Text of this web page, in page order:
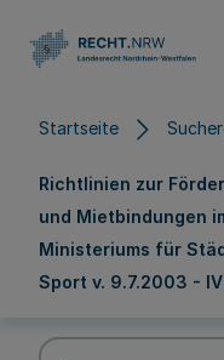
Startseite
Richtlinien zur
und Mietbindungen
Ministeriums für
Sport v. 9.7.2003 - IV